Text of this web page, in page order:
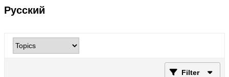
Русский
Filter